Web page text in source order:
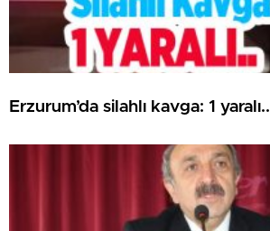
Erzurum’da silahlı kavga: 1 yaralı..